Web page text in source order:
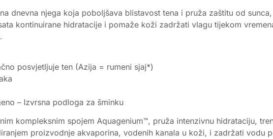
dnevna njega koja poboljšava blistavost tena i pruža zaštitu od
kontinuirane hidratacije i pomaže koži zadržati vlagu tijekom
posvjetljuje ten (Azija = rumeni sjaj*)
– Izvrsna podloga za šminku
kompleksnim spojem Aquagenium™, pruža intenzivnu hidrataciju,
proizvodnje akvaporina, vodenih kanala u koži, i zadržati vodu